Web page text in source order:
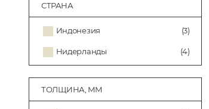
СТРАНА
Индонезия (3)
Нидерланды (4)
ТОЛЩИНА, ММ